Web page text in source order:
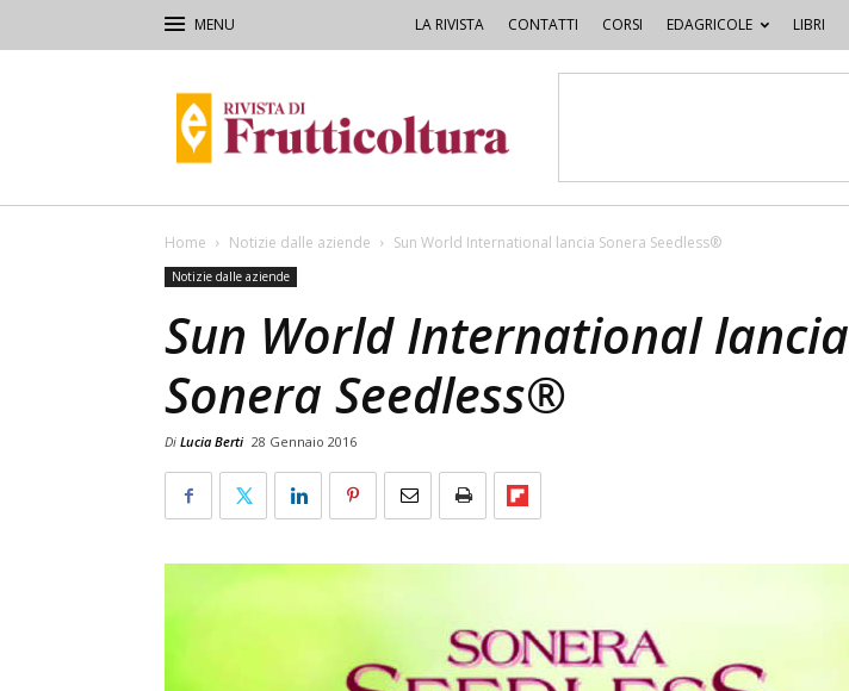
LA RIVISTA CONTATTI CORSI EDAGRICOLE LIBRI
di
Frutticoltura
Home Notizie dalle aziende Sun World International lancia Sonera Seedless®
Notizie dalle aziende
Sun World International lancia
Sonera Seedless®
Di Lucia Berti 28 Gennaio 2016